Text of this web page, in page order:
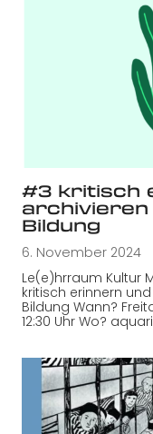
#3 kritisch
archivieren
Bildung
6. November 2024
Le(e)hrraum Kultur
kritisch erinnern
Bildung Wann?
12:30 Uhr Wo?